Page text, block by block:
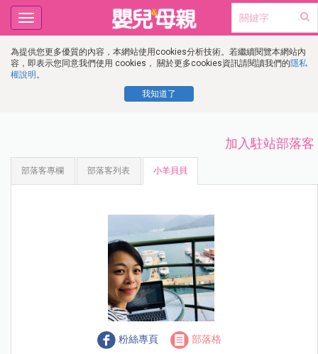
為提供您更多優質的內容，本網站使用cookies分析技術。若繼續閱覽本網站內
容，即表示您同意我們使用 cookies， 關於更多cookies資訊請閱讀我們的隱私
權說明 。
我知道了
Toggle
navigation
加入駐站部落客
部落客專欄 部落客列表 小羊貝貝
粉絲專頁 部落格